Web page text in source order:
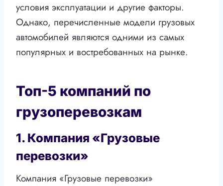
условия эксплуатации и другие факторы.
Однако, перечисленные модели грузовых
автомобилей являются одними из самых
популярных и востребованных на рынке.
Топ-5 компаний по
грузоперевозкам
1. Компания «Грузовые
перевозки»
Компания «Грузовые перевозки»